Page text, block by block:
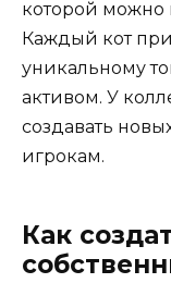
которой можно
Каждый кот
уникальному
активом. У
создавать
игрокам.
Как